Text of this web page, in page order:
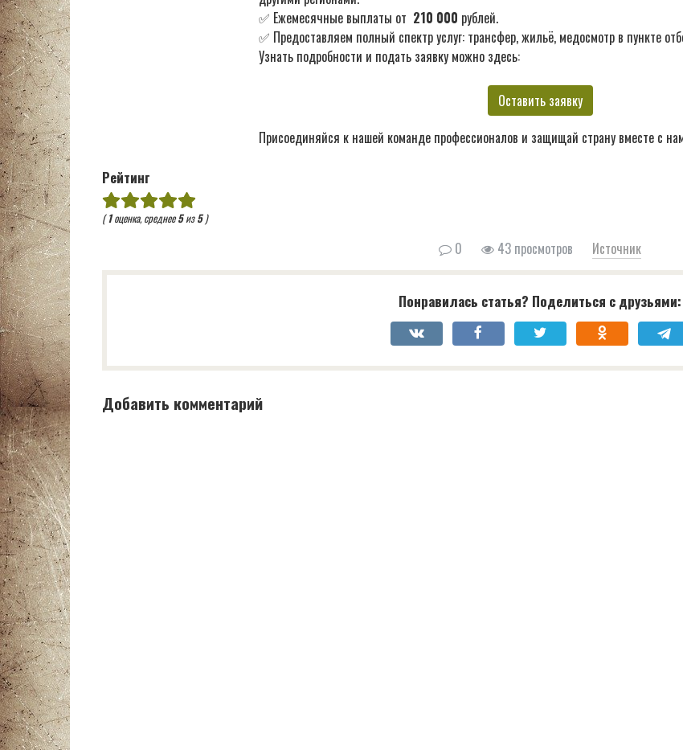
✅ Ежемесячные выплаты от 210 000 рублей.
✅ Предоставляем полный спектр услуг: трансфер, жильё, медосмотр в пункте
Узнать подробности и подать заявку можно здесь:
Оставить заявку
Присоединяйся к нашей команде профессионалов и защищай страну вместе с
Рейтинг
(1оценка, среднее5из5)
0 43 просмотров Источник
Понравилась статья? Поделиться с друзьями:
Добавить комментарий